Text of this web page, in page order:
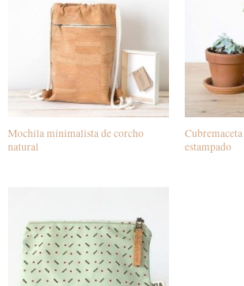
Mochila minimalista de corcho
natural
estampado